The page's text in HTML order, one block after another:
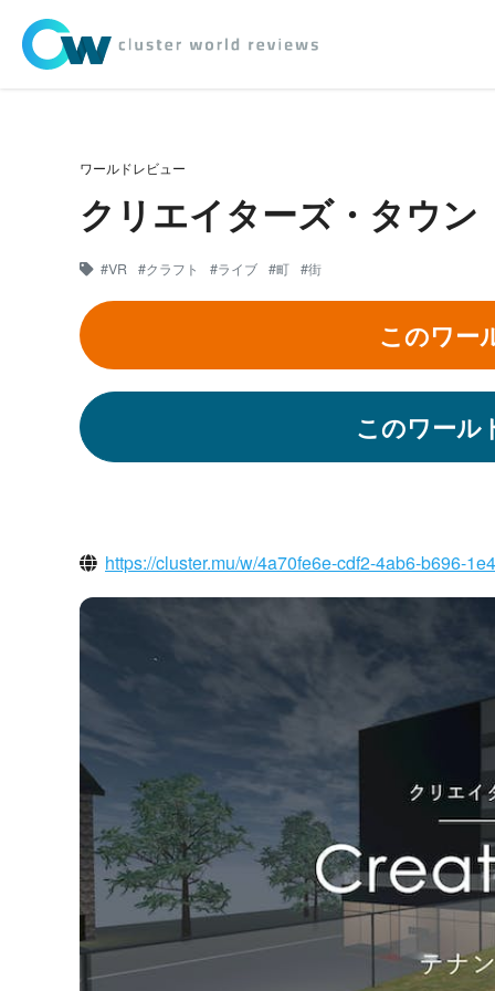
ワールドレビュー
クリエイターズ・タウン
#VR #クラフト #ライブ #町 #街
このワー
このワール
https://cluster.mu/w/4a70fe6e-cdf2-4ab6-b696-